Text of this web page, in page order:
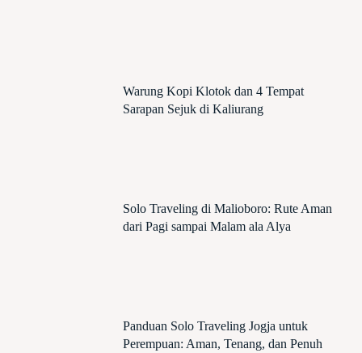
Warung Kopi Klotok dan 4 Tempat
Sarapan Sejuk di Kaliurang
Solo Traveling di Malioboro: Rute Aman
dari Pagi sampai Malam ala Alya
Panduan Solo Traveling Jogja untuk
Perempuan: Aman, Tenang, dan Penuh